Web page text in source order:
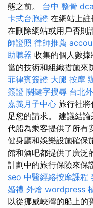
態之前。 台中 整骨
卡式台胞證 在網站上
在刪除網站或用戶否則
師證照 律師推薦
助聽器 收集的個人數
當的技術和組織措施來
菲律賓簽證 大腿 按摩
簽證 關鍵字搜尋 台北
嘉義月子中心 旅行社
足您的請求。 建議結
代船為乘客提供了所有
健身廳和娛樂設施確保
館和酒吧都提供了廣泛
計劃中的旅行保險來保
seo 中醫經絡按摩課程
婚禮 外燴 wordpress
以從挪威峽灣的船上的